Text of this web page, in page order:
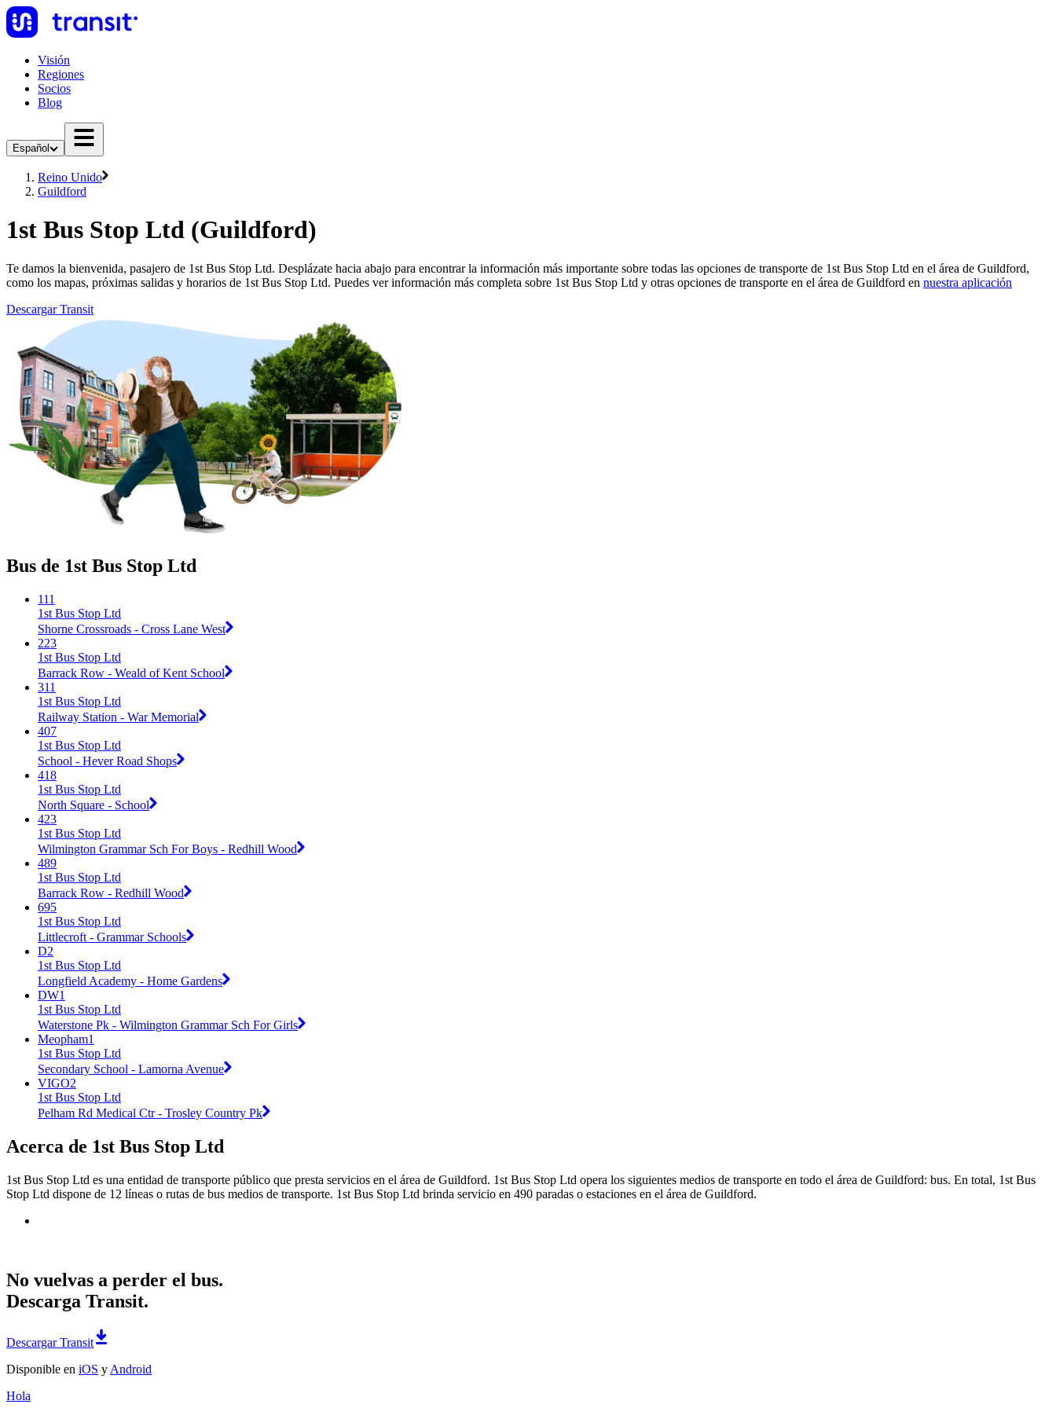
Visión
Regiones
Socios
Blog
Español
Reino Unido
Guildford
1st Bus Stop Ltd (Guildford)
Te damos la bienvenida, pasajero de 1st Bus Stop Ltd. Desplázate hacia abajo para encontrar la información más importante sobre todas las opciones de transporte de 1st Bus Stop Ltd en el área de Guildford,
como los mapas, próximas salidas y horarios de 1st Bus Stop Ltd. Puedes ver información más completa sobre 1st Bus Stop Ltd y otras opciones de transporte en el área de Guildford en nuestra aplicación
Descargar Transit
Bus de 1st Bus Stop Ltd
111
1st Bus Stop Ltd
Shorne Crossroads - Cross Lane West
223
1st Bus Stop Ltd
Barrack Row - Weald of Kent School
311
1st Bus Stop Ltd
Railway Station - War Memorial
407
1st Bus Stop Ltd
School - Hever Road Shops
418
1st Bus Stop Ltd
North Square - School
423
1st Bus Stop Ltd
Wilmington Grammar Sch For Boys - Redhill Wood
489
1st Bus Stop Ltd
Barrack Row - Redhill Wood
695
1st Bus Stop Ltd
Littlecroft - Grammar Schools
D2
1st Bus Stop Ltd
Longfield Academy - Home Gardens
DW1
1st Bus Stop Ltd
Waterstone Pk - Wilmington Grammar Sch For Girls
Meopham1
1st Bus Stop Ltd
Secondary School - Lamorna Avenue
VIGO2
1st Bus Stop Ltd
Pelham Rd Medical Ctr - Trosley Country Pk
Acerca de 1st Bus Stop Ltd
1st Bus Stop Ltd es una entidad de transporte público que presta servicios en el área de Guildford. 1st Bus Stop Ltd opera los siguientes medios de transporte en todo el área de Guildford: bus. En total, 1st Bus
Stop Ltd dispone de 12 líneas o rutas de bus medios de transporte. 1st Bus Stop Ltd brinda servicio en 490 paradas o estaciones en el área de Guildford.
No vuelvas a perder el bus.
Descarga Transit.
Descargar Transit
Disponible en iOS y Android
Hola